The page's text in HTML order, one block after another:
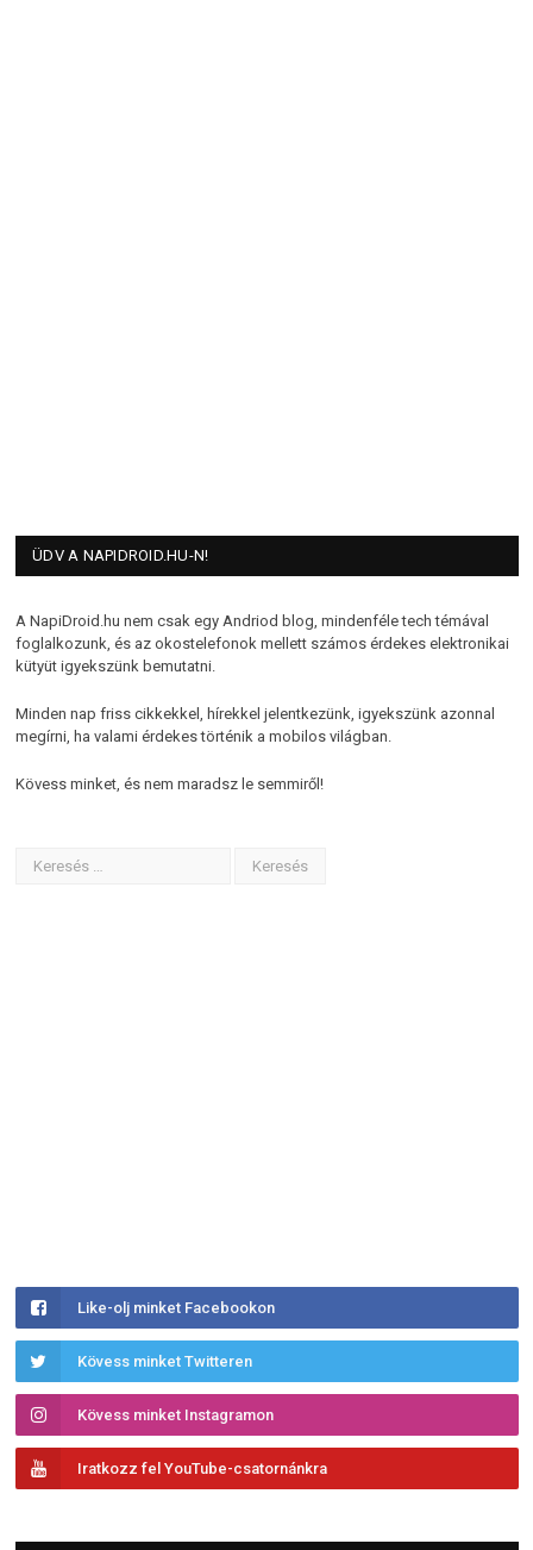
ÜDV A NAPIDROID.HU-N!
A NapiDroid.hu nem csak egy Andriod blog, mindenféle tech témával
foglalkozunk, és az okostelefonok mellett számos érdekes elektronikai
kütyüt igyekszünk bemutatni.
Minden nap friss cikkekkel, hírekkel jelentkezünk, igyekszünk azonnal
megírni, ha valami érdekes történik a mobilos világban.
Kövess minket, és nem maradsz le semmiről!
Like-olj minket Facebookon
Kövess minket Twitteren
Kövess minket Instagramon
Iratkozz fel YouTube-csatornánkra